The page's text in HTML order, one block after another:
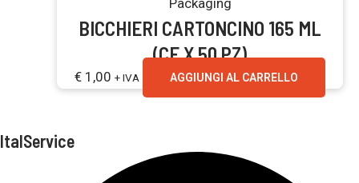
Packaging
BICCHIERI CARTONCINO 165 ML
(CF.X 50 PZ)
€ 1,00 + IVA AGGIUNGI AL CARRELLO
ItalService